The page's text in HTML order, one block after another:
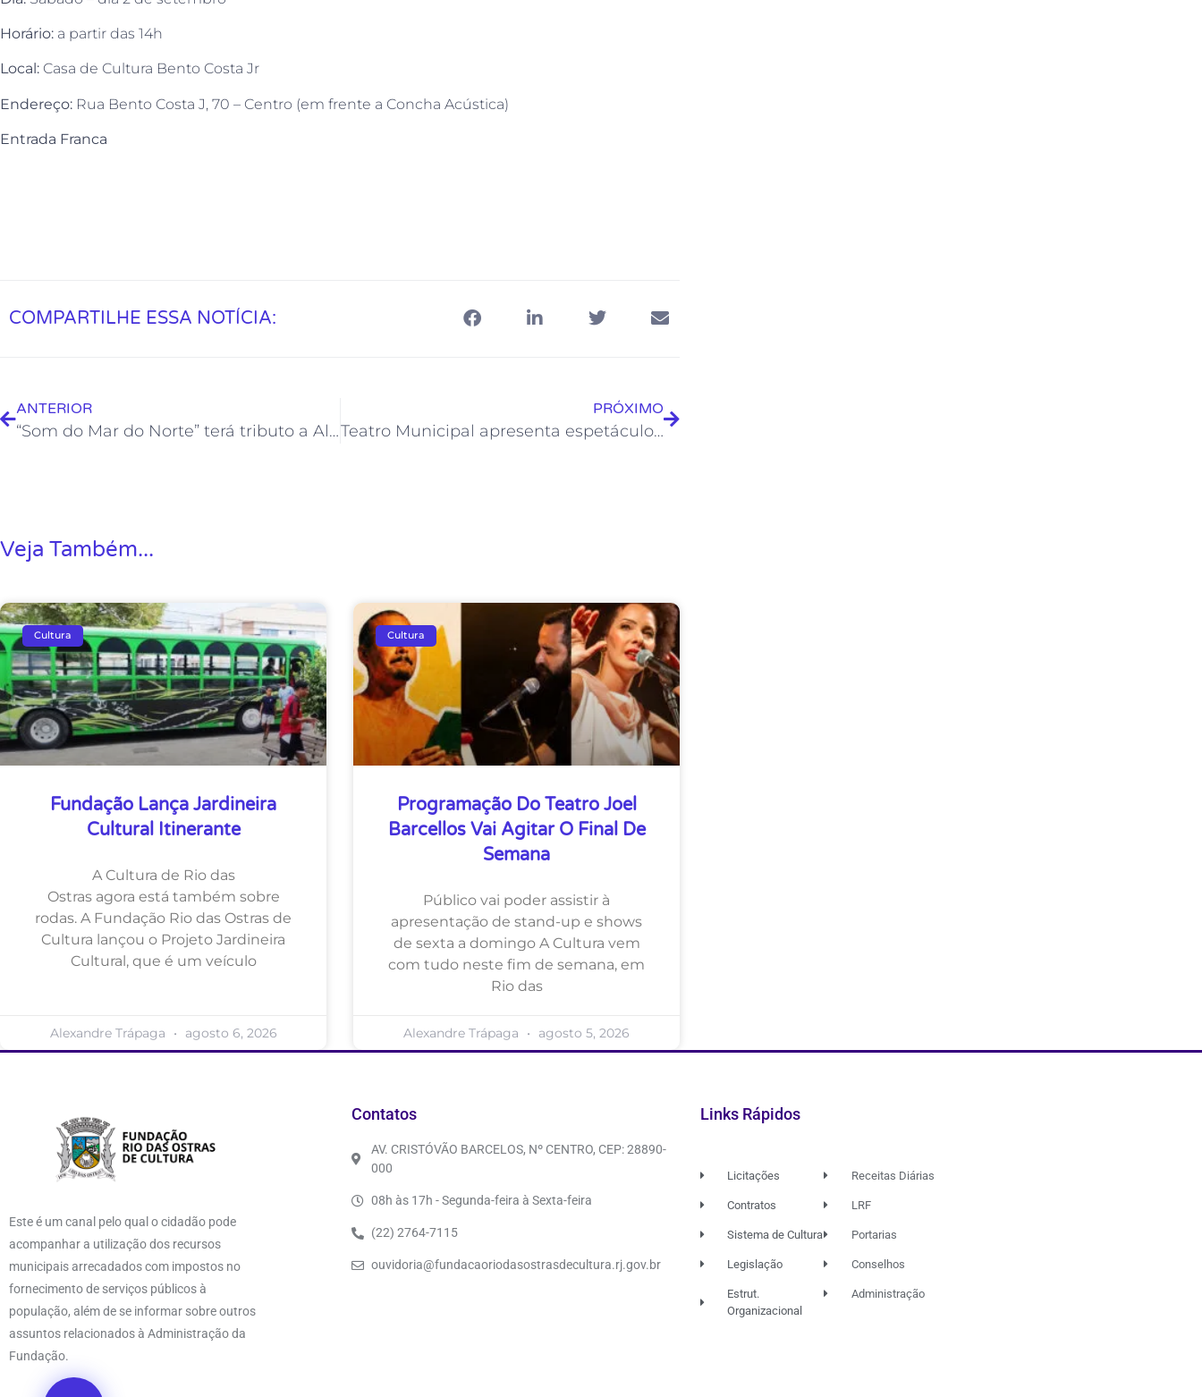
Horário: a partir das 14h
Local: Casa de Cultura Bento Costa Jr
Endereço: Rua Bento Costa J, 70 – Centro (em frente a Concha Acústica)
Entrada Franca
COMPARTILHE ESSA NOTÍCIA:
ANTERIOR
“Som do Mar do Norte” terá tributo a Aldir Blanc no sábado
PRÓXIMO
Teatro Municipal apresenta espetáculos de dança e peça infantil neste final de semana
Veja Também...
Cultura
Fundação Lança Jardineira
Cultural Itinerante
A Cultura de Rio das
Ostras agora está também sobre
rodas. A Fundação Rio das Ostras de
Cultura lançou o Projeto Jardineira
Cultural, que é um veículo
Alexandre Trápaga agosto 6, 2026
Cultura
Programação Do Teatro Joel
Barcellos Vai Agitar O Final De
Semana
Público vai poder assistir à
apresentação de stand-up e shows
de sexta a domingo A Cultura vem
com tudo neste fim de semana, em
Rio das
Alexandre Trápaga agosto 5, 2026
Este é um canal pelo qual o cidadão pode
acompanhar a utilização dos recursos
municipais arrecadados com impostos no
fornecimento de serviços públicos à
população, além de se informar sobre outros
assuntos relacionados à Administração da
Fundação.
Contatos
AV. CRISTÓVÃO BARCELOS, Nº CENTRO, CEP: 28890-
000
08h às 17h - Segunda-feira à Sexta-feira
(22) 2764-7115
ouvidoria@fundacaoriodasostrasdecultura.rj.gov.br
Links Rápidos
Licitações
Contratos
Sistema de Cultura
Legislação
Estrut.
Organizacional
Receitas Diárias
LRF
Portarias
Conselhos
Administração